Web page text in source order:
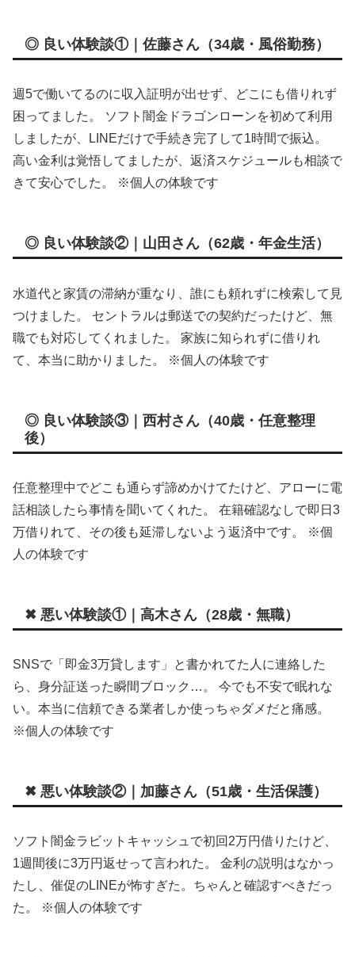
◎ 良い体験談①｜佐藤さん（34歳・風俗勤務）
週5で働いてるのに収入証明が出せず、どこにも借りれず
困ってました。 ソフト闇金ドラゴンローンを初めて利用
しましたが、LINEだけで手続き完了して1時間で振込。
高い金利は覚悟してましたが、返済スケジュールも相談で
きて安心でした。 ※個人の体験です
◎ 良い体験談②｜山田さん（62歳・年金生活）
水道代と家賃の滞納が重なり、誰にも頼れずに検索して見
つけました。 セントラルは郵送での契約だったけど、無
職でも対応してくれました。 家族に知られずに借りれ
て、本当に助かりました。 ※個人の体験です
◎ 良い体験談③｜西村さん（40歳・任意整理
後）
任意整理中でどこも通らず諦めかけてたけど、アローに電
話相談したら事情を聞いてくれた。 在籍確認なしで即日3
万借りれて、その後も延滞しないよう返済中です。 ※個
人の体験です
✖ 悪い体験談①｜高木さん（28歳・無職）
SNSで「即金3万貸します」と書かれてた人に連絡した
ら、身分証送った瞬間ブロック…。 今でも不安で眠れな
い。本当に信頼できる業者しか使っちゃダメだと痛感。
※個人の体験です
✖ 悪い体験談②｜加藤さん（51歳・生活保護）
ソフト闇金ラビットキャッシュで初回2万円借りたけど、
1週間後に3万円返せって言われた。 金利の説明はなかっ
たし、催促のLINEが怖すぎた。ちゃんと確認すべきだっ
た。 ※個人の体験です